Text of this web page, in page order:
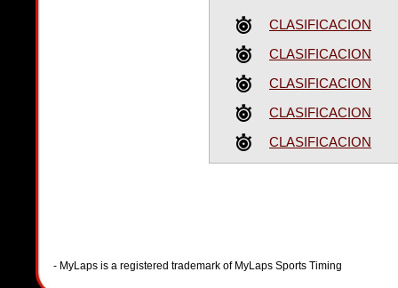
CLASIFICACION
CLASIFICACION
CLASIFICACION
CLASIFICACION
CLASIFICACION
- MyLaps is a registered trademark of MyLaps Sports Timing